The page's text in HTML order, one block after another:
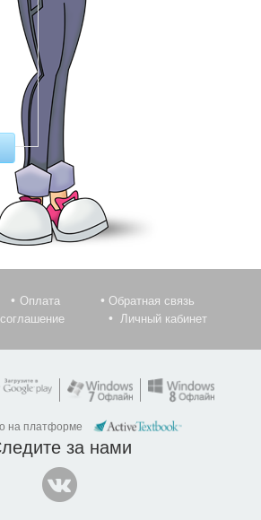
Оплата
Обратная связь
Личный кабинет
на платформе
за нами